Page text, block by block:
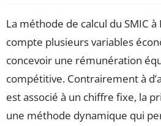
La méthode de calcul du SMIC
compte plusieurs variables
concevoir une rémunération
compétitive. Contrairement à
est associé à un chiffre fixe, la
une méthode dynamique qui